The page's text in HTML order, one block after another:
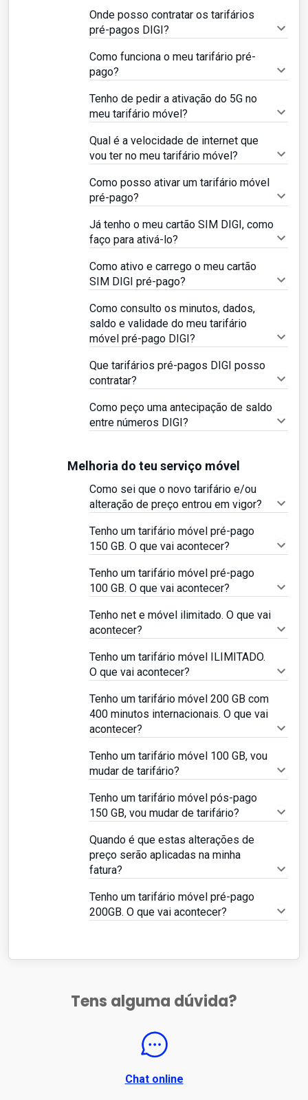
Onde posso contratar os tarifários
pré-pagos DIGI?
Como funciona o meu tarifário pré-
pago?
Tenho de pedir a ativação do 5G no
meu tarifário móvel?
Qual é a velocidade de internet que
vou ter no meu tarifário móvel?
Como posso ativar um tarifário móvel
pré-pago?
Já tenho o meu cartão SIM DIGI, como
faço para ativá-lo?
Como ativo e carrego o meu cartão
SIM DIGI pré-pago?
Como consulto os minutos, dados,
saldo e validade do meu tarifário
móvel pré-pago DIGI?
Que tarifários pré-pagos DIGI posso
contratar?
Como peço uma antecipação de saldo
entre números DIGI?
Melhoria do teu serviço móvel
Como sei que o novo tarifário e/ou
alteração de preço entrou em vigor?
Tenho um tarifário móvel pré-pago
150 GB. O que vai acontecer?
Tenho um tarifário móvel pré-pago
100 GB. O que vai acontecer?
Tenho net e móvel ilimitado. O que vai
acontecer?
Tenho um tarifário móvel ILIMITADO.
O que vai acontecer?
Tenho um tarifário móvel 200 GB com
400 minutos internacionais. O que vai
acontecer?
Tenho um tarifário móvel 100 GB, vou
mudar de tarifário?
Tenho um tarifário móvel pós-pago
150 GB, vou mudar de tarifário?
Quando é que estas alterações de
preço serão aplicadas na minha
fatura?
Tenho um tarifário móvel pré-pago
200GB. O que vai acontecer?
Tens alguma dúvida?
Chat online